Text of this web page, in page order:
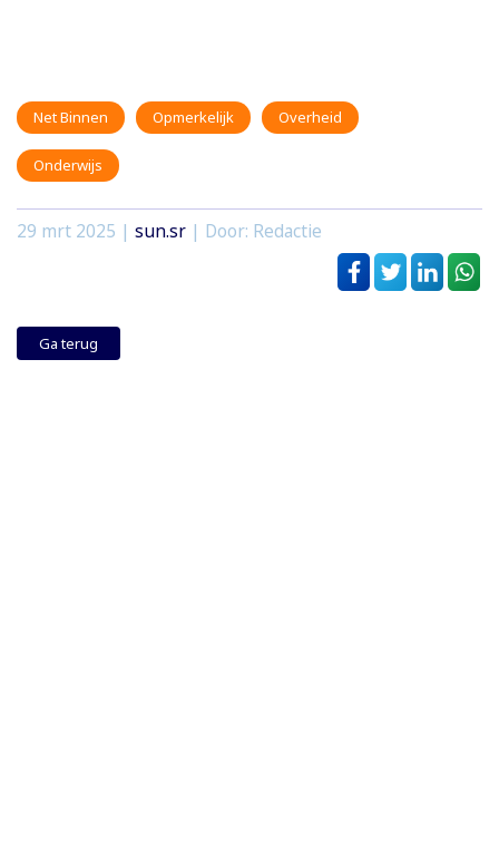
Net Binnen Opmerkelijk Overheid
Onderwijs
29 mrt 2025 | sun.sr | Door: Redactie
Ga terug